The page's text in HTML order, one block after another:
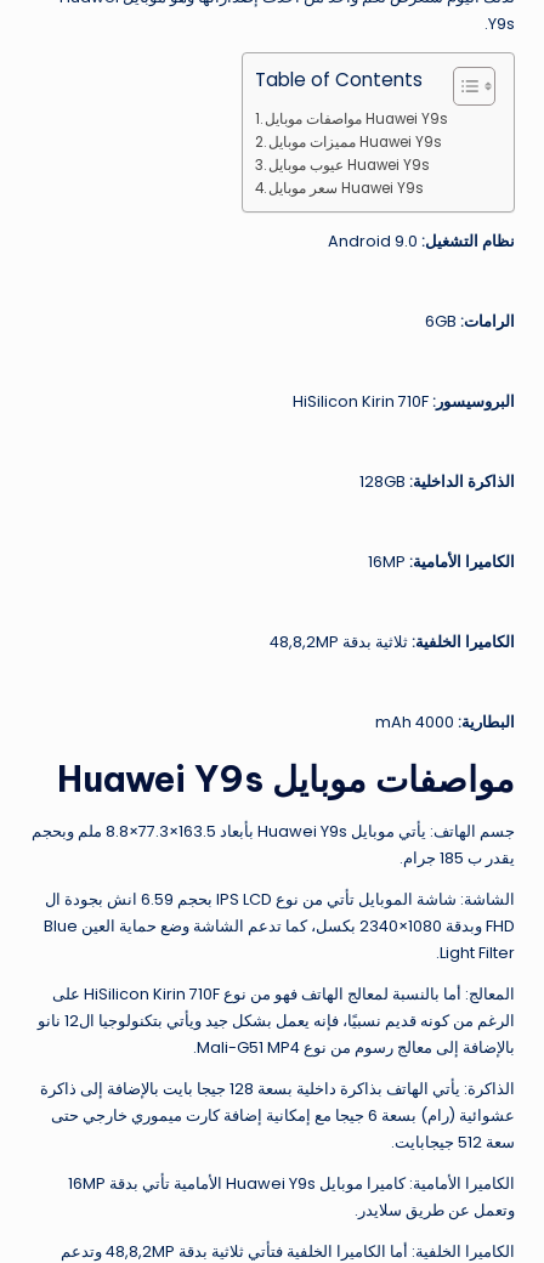
Y9s.
Table of Contents
مواصفات موبايل Huawei Y9s
مميزات موبايل Huawei Y9s
عيوب موبايل Huawei Y9s
سعر موبايل Huawei Y9s
نظام التشغيل: Android 9.0
الرامات: 6GB
البروسيسور: HiSilicon Kirin 710F
الذاكرة الداخلية: 128GB
الكاميرا الأمامية: 16MP
الكاميرا الخلفية: ثلاثية بدقة 48,8,2MP
البطارية: 4000 mAh
مواصفات موبايل Huawei Y9s
جسم الهاتف: يأتي موبايل Huawei Y9s بأبعاد 163.5×77.3×8.8 ملم وبحجم
يقدر ب 185 جرام.
الشاشة: شاشة الموبايل تأتي من نوع IPS LCD بحجم 6.59 انش بجودة ال
FHD وبدقة 1080×2340 بكسل، كما تدعم الشاشة وضع حماية العين Blue
Light Filter.
المعالج: أما بالنسبة لمعالج الهاتف فهو من نوع HiSilicon Kirin 710F على
الرغم من كونه قديم نسبيًا، فإنه يعمل بشكل جيد ويأتي بتكنولوجيا ال12 نانو
بالإضافة إلى معالج رسوم من نوع Mali-G51 MP4.
الذاكرة: يأتي الهاتف بذاكرة داخلية بسعة 128 جيجا بايت بالإضافة إلى ذاكرة
عشوائية (رام) بسعة 6 جيجا مع إمكانية إضافة كارت ميموري خارجي حتى
سعة 512 جيجابايت.
الكاميرا الأمامية: كاميرا موبايل Huawei Y9s الأمامية تأتي بدقة 16MP
وتعمل عن طريق سلايدر.
الكاميرا الخلفية: أما الكاميرا الخلفية فتأتي ثلاثية بدقة 48,8,2MP وتدعم